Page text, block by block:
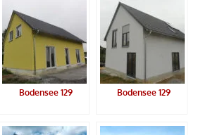
Bodensee 129 Bodensee 129